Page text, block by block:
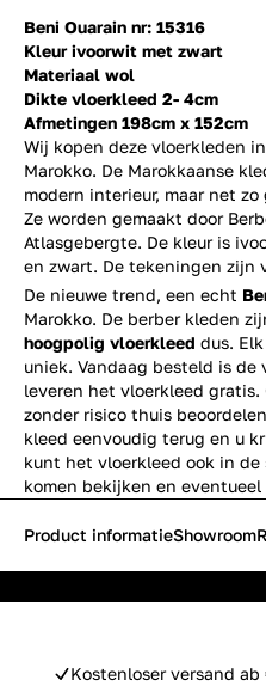
Beni Ouarain nr: 15316
Kleur ivoorwit met zwart
Materiaal wol
Dikte vloerkleed 2- 4cm
Afmetingen 198cm x 152cm
Wij kopen deze vloerkleden
Marokko. De Marokkaanse
modern interieur, maar net
Ze worden gemaakt door
Atlasgebergte. De kleur is
en zwart. De tekeningen zijn
De nieuwe trend, een echt
Marokko. De berber kleden
hoogpolig vloerkleed dus.
uniek. Vandaag besteld is
leveren het vloerkleed
zonder risico thuis
kleed eenvoudig terug en u
kunt het vloerkleed ook in de
komen bekijken en eventueel
Kostenloser versand ab
Product informatieShowroom